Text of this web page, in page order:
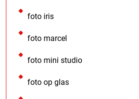
foto iris
foto marcel
foto mini studio
foto op glas